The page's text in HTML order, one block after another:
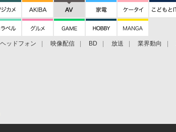
ヘッドフォン 映像配信 BD 放送 業界動向